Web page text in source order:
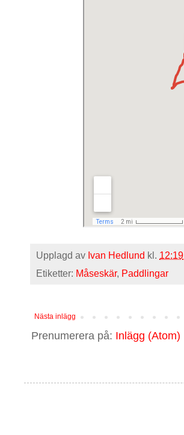
Upplagd av Ivan Hedlund kl. 12:19
Etiketter: Måseskär, Paddlingar
Nästa inlägg
Prenumerera på: Inlägg (Atom)